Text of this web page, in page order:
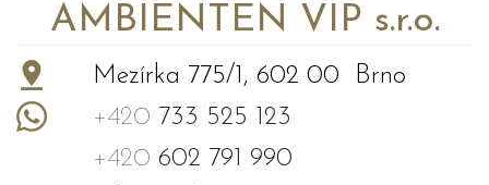
AMBIENTEN VIP s.r.o.
Mezírka 775/1, 602 00 Brno
+420 733 525 123
+420 602 791 990